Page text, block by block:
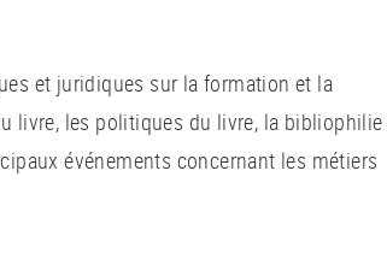
et juridiques sur la formation et la
livre, les politiques du livre, la bibliophilie
événements concernant les métiers